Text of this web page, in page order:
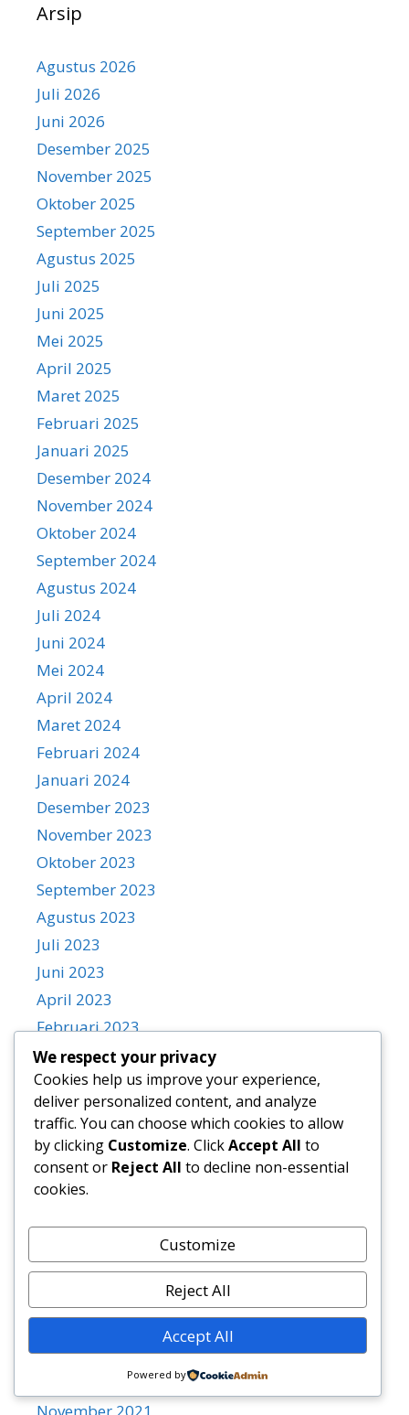
Arsip
Agustus 2026
Juli 2026
Juni 2026
Desember 2025
November 2025
Oktober 2025
September 2025
Agustus 2025
Juli 2025
Juni 2025
Mei 2025
April 2025
Maret 2025
Februari 2025
Januari 2025
Desember 2024
November 2024
Oktober 2024
September 2024
Agustus 2024
Juli 2024
Juni 2024
Mei 2024
April 2024
Maret 2024
Februari 2024
Januari 2024
Desember 2023
November 2023
Oktober 2023
September 2023
Agustus 2023
Juli 2023
Juni 2023
April 2023
Februari 2023
Januari 2023
November 2022
Oktober 2022
September 2022
Agustus 2022
Juli 2022
April 2022
Januari 2022
Desember 2021
We respect your privacy
Cookies help us improve your experience,
deliver personalized content, and analyze
traffic. You can choose which cookies to allow
by clicking Customize. ClickAccept All to
consent or Reject All to decline non-essential
cookies.
Customize
Reject All
Accept All
Powered by